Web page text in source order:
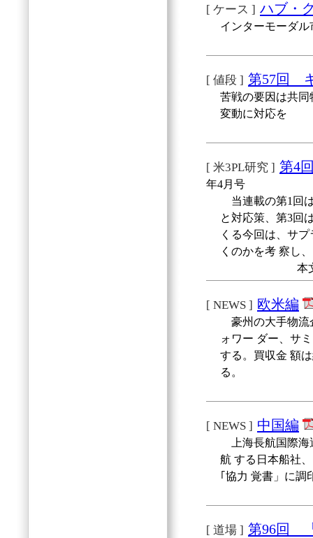
[ ケース ] ハブ・
インターモーダ
[ 値段 ] 第57回
苦戦の要因は共
変動に対応を
[ 米3PL研究 ] 第4
年4月号
当連載の第1回
と対応策、第3回
くる今回は、サ
くのかを考 察し
本
[ NEWS ] 欧米編
豪州の大手物流
ォワー ダー、サ
する。買収金 額
る。
[ NEWS ] 中国編
上海長航国際海
航 する日本船社
｢協力 覚書」に調
[ 道場 ] 第96回